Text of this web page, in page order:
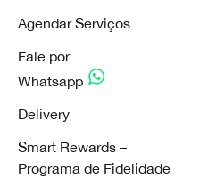
Agendar Serviços
Fale por
Whatsapp
Delivery
Smart Rewards –
Programa de Fidelidade